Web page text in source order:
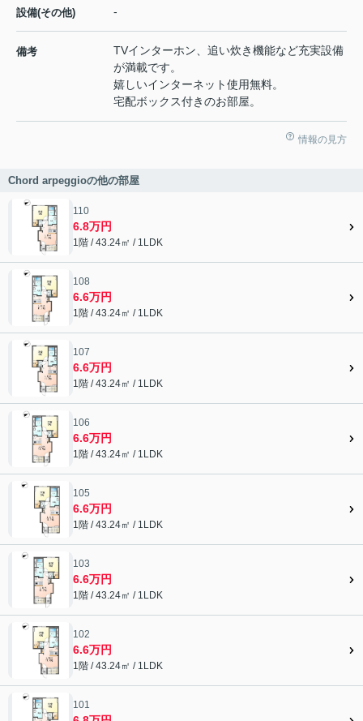
設備(その他) -
備考
TVインターホン、追い炊き機能など充実設備
が満載です。
嬉しいインターネット使用無料。
宅配ボックス付きのお部屋。
情報の見方
Chord arpeggioの他の部屋
110
6.8万円
1階 / 43.24㎡ / 1LDK
108
6.6万円
1階 / 43.24㎡ / 1LDK
107
6.6万円
1階 / 43.24㎡ / 1LDK
106
6.6万円
1階 / 43.24㎡ / 1LDK
105
6.6万円
1階 / 43.24㎡ / 1LDK
103
6.6万円
1階 / 43.24㎡ / 1LDK
102
6.6万円
1階 / 43.24㎡ / 1LDK
101